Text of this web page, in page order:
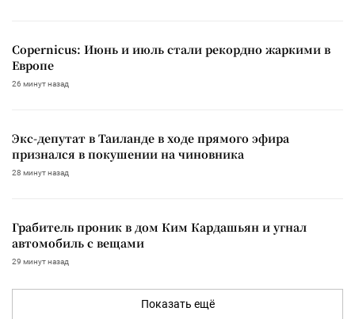
Copernicus: Июнь и июль стали рекордно жаркими в
Европе
26 минут назад
Экс-депутат в Таиланде в ходе прямого эфира
признался в покушении на чиновника
28 минут назад
Грабитель проник в дом Ким Кардашьян и угнал
автомобиль с вещами
29 минут назад
Показать ещё